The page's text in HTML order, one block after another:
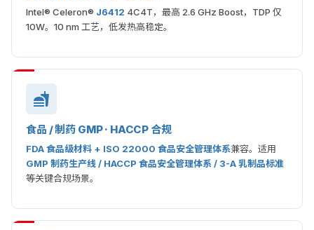
Intel® Celeron® J6412 4C4T，最高 2.6 GHz Boost，TDP 仅
10W。10 nm 工艺，低发热高稳定。
食品 / 制药 GMP · HACCP 合规
FDA 食品级材料 + ISO 22000 食品安全管理体系兼容。适用
GMP 制药生产线 / HACCP 食品安全管理体系 / 3-A 乳制品标准
等关键合规场景。